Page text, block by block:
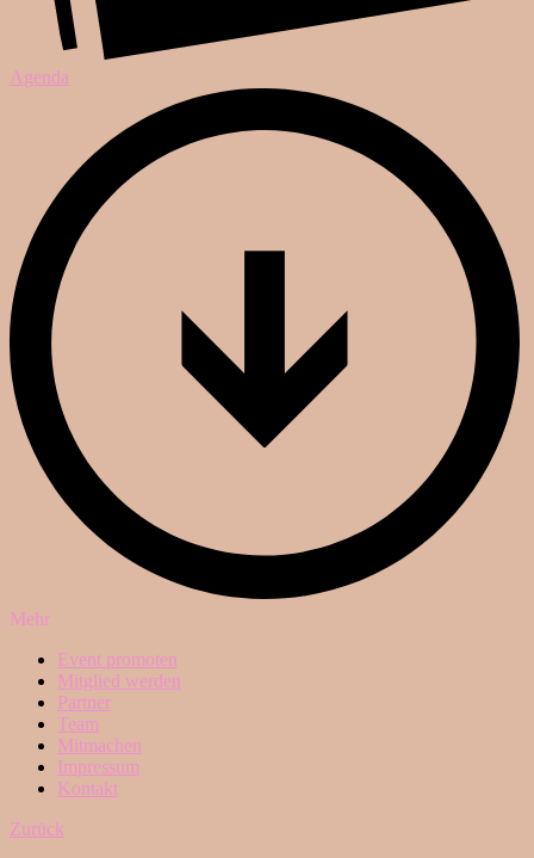
Agenda
Mehr
Event promoten
Mitglied werden
Partner
Team
Mitmachen
Impressum
Kontakt
Zurück